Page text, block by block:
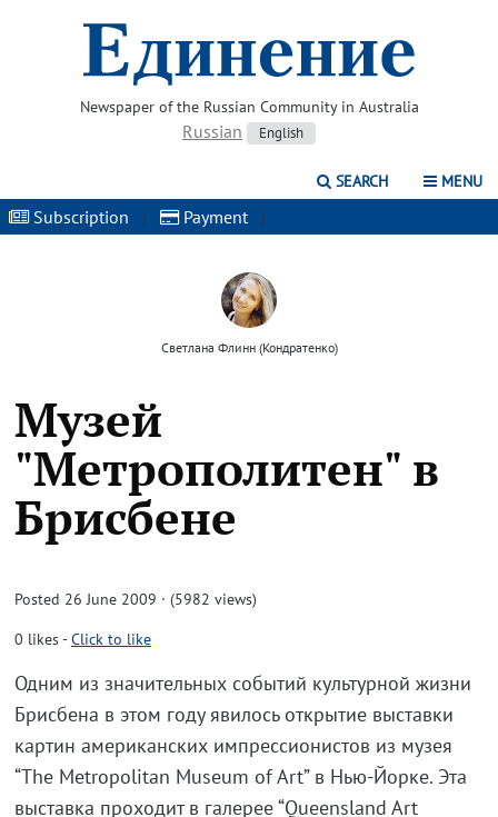
Newspaper of the Russian Community in Australia
Russian English
SEARCH MENU
Subscription | Payment |
Светлана Флинн (Кондратенко)
Музей
"Метрополитен" в
Брисбене
Posted 26 June 2009 · (5982 views)
0 likes-Click to like
Одним из значительных событий культурной жизни
Брисбена в этом году явилось открытие выставки
картин американских импрессионистов из музея
“The Metropolitan Museum of Art” в Нью-Йорке. Эта
выставка проходит в галерее “Queensland Art